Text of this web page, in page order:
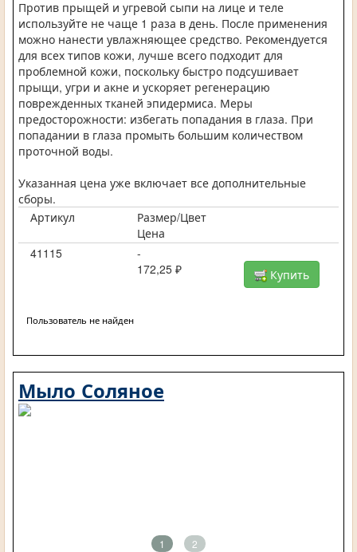
Против прыщей и угревой сыпи на лице и теле
используйте не чаще 1 раза в день. После применения
можно нанести увлажняющее средство. Рекомендуется
для всех типов кожи, лучше всего подходит для
проблемной кожи, поскольку быстро подсушивает
прыщи, угри и акне и ускоряет регенерацию
поврежденных тканей эпидермиса. Меры
предосторожности: избегать попадания в глаза. При
попадании в глаза промыть большим количеством
проточной воды.
Указанная цена уже включает все дополнительные
сборы.
Артикул
Размер/Цвет
Цена
41115
-
172,25 ₽
Купить
Пользователь не найден
Мыло Соляное
1 2